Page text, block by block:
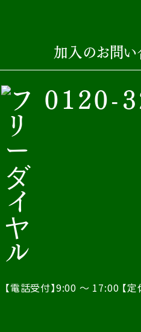
加入のお問
0120-
【電話受付】9:00 ～ 17:00 【